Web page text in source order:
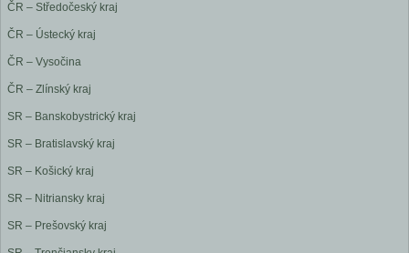
ČR – Středočeský kraj
ČR – Ústecký kraj
ČR – Vysočina
ČR – Zlínský kraj
SR – Banskobystrický kraj
SR – Bratislavský kraj
SR – Košický kraj
SR – Nitriansky kraj
SR – Prešovský kraj